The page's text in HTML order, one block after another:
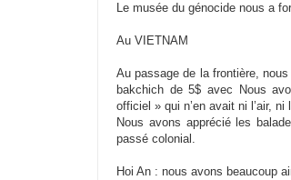
Le musée du génocide nous a
Au VIETNAM
Au passage de la frontière,
bakchich de 5$ avec Nous
officiel » qui n’en avait ni l’air, ni
Nous avons apprécié les
passé colonial.
Hoi An : nous avons beaucoup